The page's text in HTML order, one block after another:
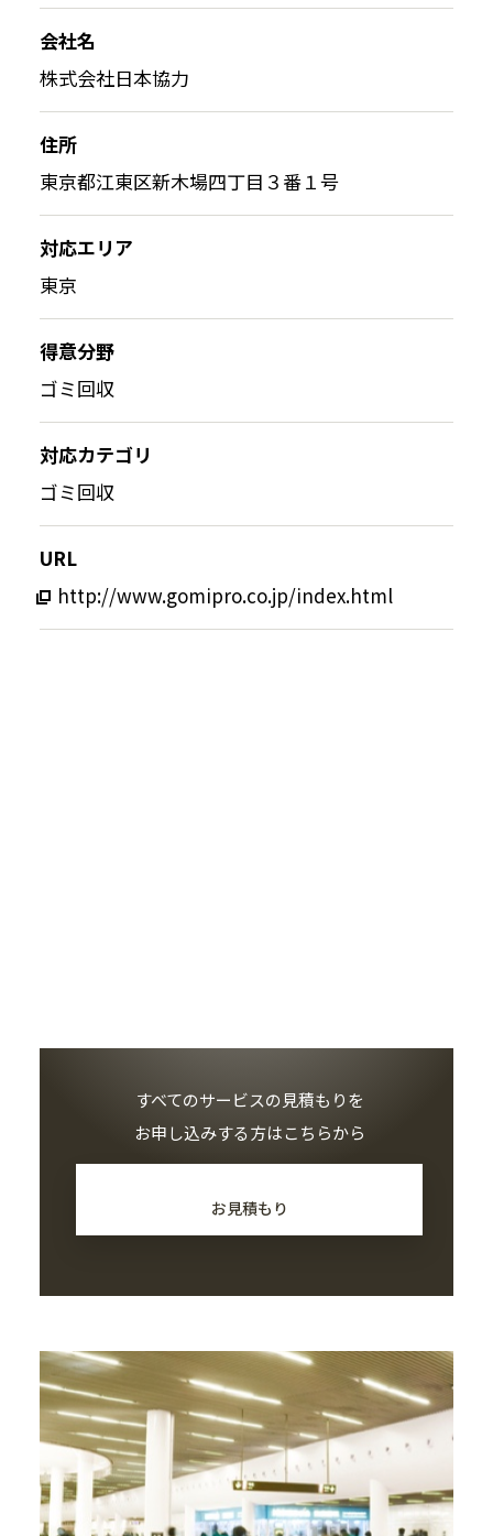
会社名
株式会社日本協力
住所
東京都江東区新木場四丁目３番１号
対応エリア
東京
得意分野
ゴミ回収
対応カテゴリ
ゴミ回収
URL
http://www.gomipro.co.jp/index.html
すべてのサービスの見積もりを
お申し込みする方はこちらから
お見積もり